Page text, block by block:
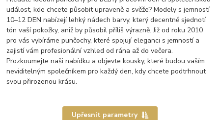
událost, kde chcete působit upraveně a svěže? Modely s jemností
10–12 DEN nabízejí lehký nádech barvy, který decentně sjednotí
tón vaší pokožky, aniž by působil příliš výrazně. Již od roku 2010
pro vás vybíráme punčochy, které spojují eleganci s jemností a
zajistí vám profesionální vzhled od rána až do večera.
Prozkoumejte naši nabídku a objevte kousky, které budou vaším
neviditelným společníkem pro každý den, kdy chcete podtrhnout
svou přirozenou krásu.
Upřesnit parametry